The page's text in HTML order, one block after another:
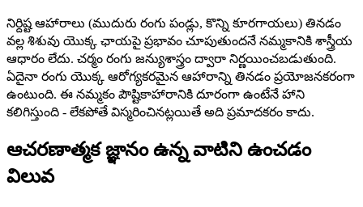
నిర్దిష్ట ఆహారాలు (ముదురు రంగు పండ్లు, కొన్ని కూరగాయలు) తినడం
వల్ల శిశువు యొక్క ఛాయపై ప్రభావం చూపుతుందనే నమ్మకానికి శాస్త్రీయ
ఆధారం లేదు. చర్మం రంగు జన్యుశాస్త్రం ద్వారా నిర్ణయించబడుతుంది.
ఏదైనా రంగు యొక్క ఆరోగ్యకరమైన ఆహారాన్ని తినడం ప్రయోజనకరంగా
ఉంటుంది. ఈ నమ్మకం పౌష్టికాహారానికి దూరంగా ఉంటేనే హాని
కలిగిస్తుంది - లేకపోతే విస్మరించినట్లయితే అది ప్రమాదకరం కాదు.
ఆచరణాత్మక జ్ఞానం ఉన్న వాటిని ఉంచడం
విలువ